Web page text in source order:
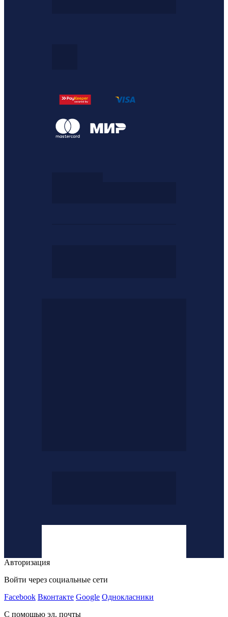
Авторизация
Войти через социальные сети
Facebook Вконтакте Google Однокласники
С помощью эл. почты